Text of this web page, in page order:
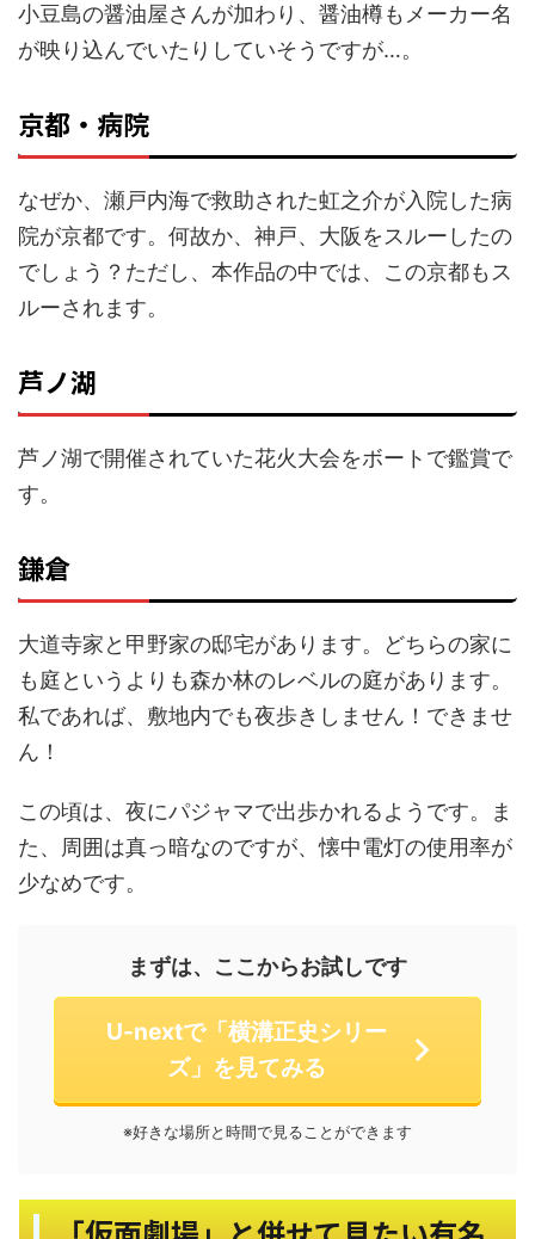
小豆島の醤油屋さんが加わり、醤油樽もメーカー名
が映り込んでいたりしていそうですが…。
京都・病院
なぜか、瀬戸内海で救助された虹之介が入院した病
院が京都です。何故か、神戸、大阪をスルーしたの
でしょう？ただし、本作品の中では、この京都もス
ルーされます。
芦ノ湖
芦ノ湖で開催されていた花火大会をボートで鑑賞で
す。
鎌倉
大道寺家と甲野家の邸宅があります。どちらの家に
も庭というよりも森か林のレベルの庭があります。
私であれば、敷地内でも夜歩きしません！できませ
ん！
この頃は、夜にパジャマで出歩かれるようです。ま
た、周囲は真っ暗なのですが、懐中電灯の使用率が
少なめです。
まずは、ここからお試しです
U-nextで「横溝正史シリー
ズ」を見てみる
※好きな場所と時間で見ることができます